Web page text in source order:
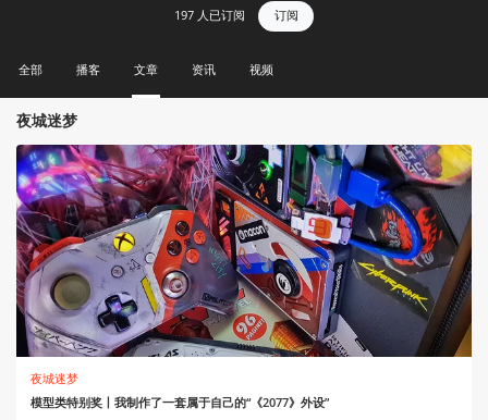
197 人已订阅 订阅
全部 播客 文章 资讯 视频
夜城迷梦
夜城迷梦
模型类特别奖丨我制作了一套属于自己的“《2077》外设”